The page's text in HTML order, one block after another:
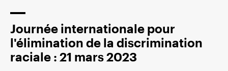
Journée internationale pour
l'élimination de la discrimination
raciale : 21 mars 2023